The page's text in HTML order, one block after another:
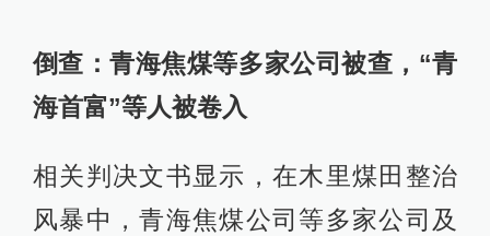
倒查：青海焦煤等多家公司被查，“青
海首富”等人被卷入
相关判决文书显示，在木里煤田整治
风暴中，青海焦煤公司等多家公司及